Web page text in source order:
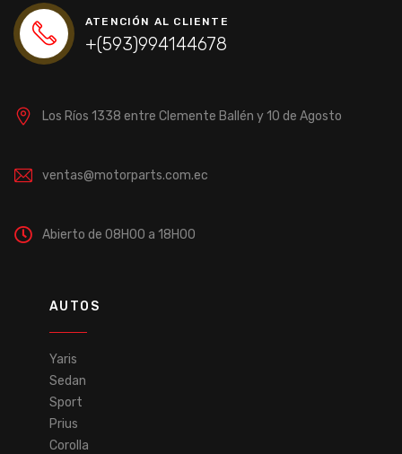
ATENCIÓN AL CLIENTE
+(593)994144678
Los Ríos 1338 entre Clemente Ballén y 10 de Agosto
ventas@motorparts.com.ec
Abierto de 08H00 a 18H00
AUTOS
Yaris
Sedan
Sport
Prius
Corolla